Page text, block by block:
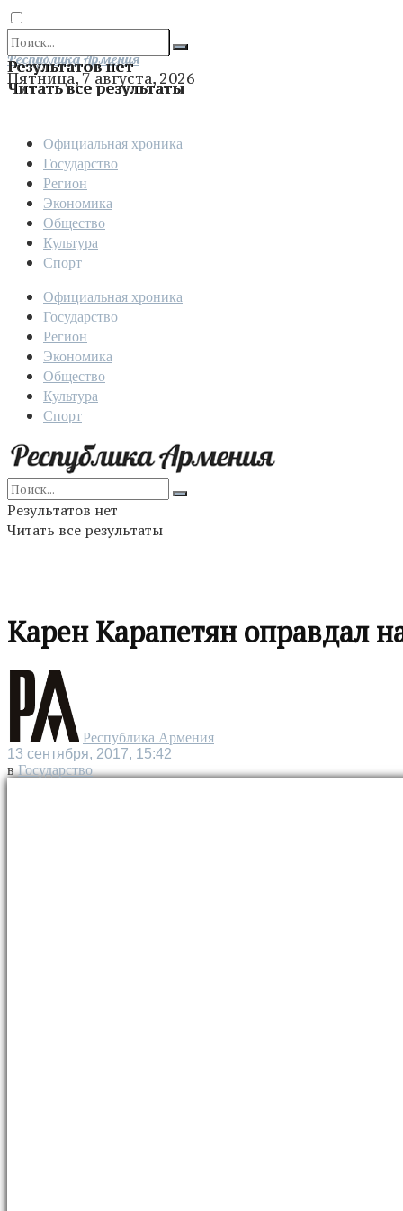
Результатов нет
Читать все результаты
Отправить
Республика Армения
Пятница, 7 августа, 2026
Официальная хроника
Государство
Регион
Экономика
Общество
Культура
Спорт
Официальная хроника
Государство
Регион
Экономика
Общество
Культура
Спорт
Результатов нет
Читать все результаты
Карен Карапетян оправдал
Республика Армения
13 сентября, 2017, 15:42
в Государство